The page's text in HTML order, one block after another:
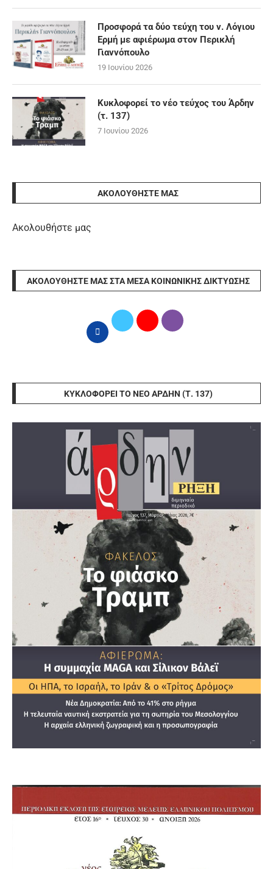
Προσφορά τα δύο τεύχη του ν. Λόγιου
Ερμή με αφιέρωμα στον Περικλή
Γιαννόπουλο
19 Ιουνίου 2026
Κυκλοφορεί το νέο τεύχος του Άρδην
(τ. 137)
7 Ιουνίου 2026
ΑΚΟΛΟΥΘΉΣΤΕ ΜΑΣ
Ακολουθήστε μας
ΑΚΟΛΟΥΘΉΣΤΕ ΜΑΣ ΣΤΑ ΜΈΣΑ ΚΟΙΝΩΝΙΚΉΣ ΔΙΚΤΎΩΣΗΣ
ΚΥΚΛΟΦΟΡΕΊ ΤΟ ΝΈΟ ΆΡΔΗΝ (Τ. 137)